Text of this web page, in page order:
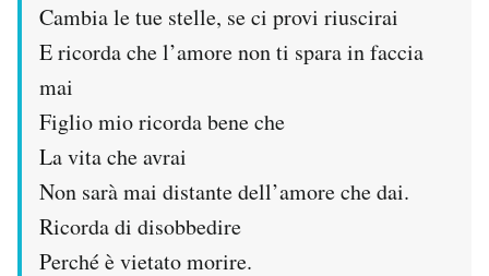
Cambia le tue stelle, se ci provi riuscirai
E ricorda che l’amore non ti spara in faccia
mai
Figlio mio ricorda bene che
La vita che avrai
Non sarà mai distante dell’amore che dai.
Ricorda di disobbedire
Perché è vietato morire.